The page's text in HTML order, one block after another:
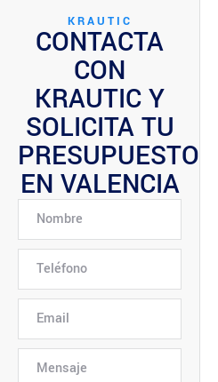
KRAUTIC
CONTACTA
CON
KRAUTIC Y
SOLICITA TU
PRESUPUESTO
EN VALENCIA